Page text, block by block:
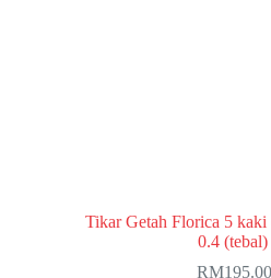
Tikar Getah Florica 5
0.4
RM195.00